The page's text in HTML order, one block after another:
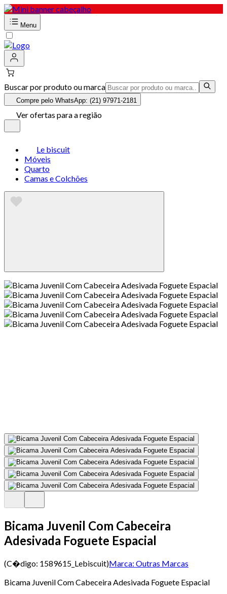
Menu
Buscar por produto ou marca
Compre pelo WhatsApp: (21) 97971-2181
Ver ofertas para a região
Le biscuit
Móveis
Quarto
Camas e Colchões
Bicama Juvenil Com Cabeceira
Adesivada Foguete Espacial
(C�digo: 1589615_Lebiscuit)Marca: Outras Marcas
Bicama Juvenil Com Cabeceira Adesivada Foguete Espacial